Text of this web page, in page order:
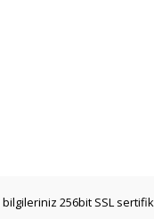
bilgileriniz 256bit SSL